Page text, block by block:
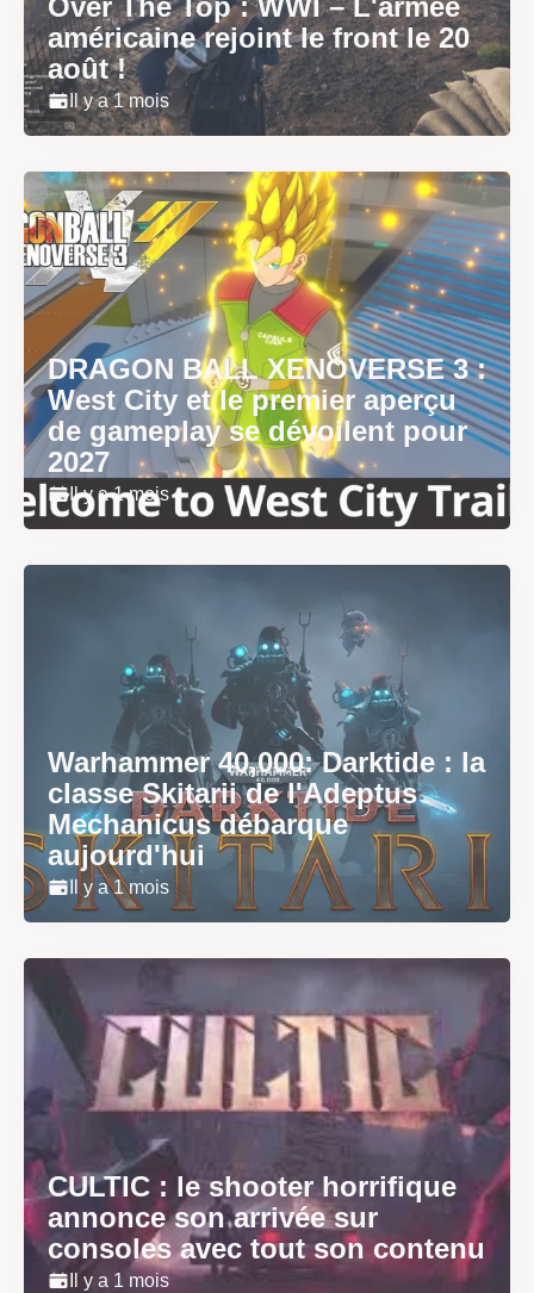
Over The Top : WWI – L'armée
américaine rejoint le front le 20
août !
Il y a 1 mois
DRAGON BALL XENOVERSE 3 :
West City et le premier aperçu
de gameplay se dévoilent pour
2027
Il y a 1 mois
Warhammer 40,000: Darktide : la
classe Skitarii de l'Adeptus
Mechanicus débarque
aujourd'hui
Il y a 1 mois
CULTIC : le shooter horrifique
annonce son arrivée sur
consoles avec tout son contenu
Il y a 1 mois